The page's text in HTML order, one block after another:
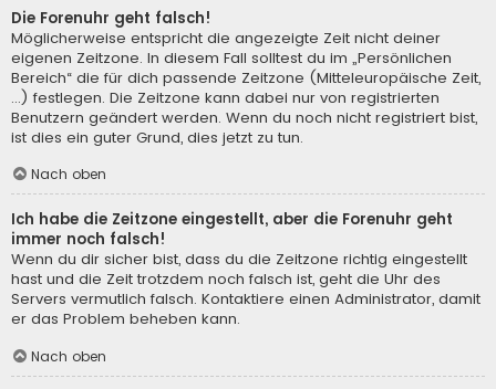
Die Forenuhr geht falsch!
Möglicherweise entspricht die angezeigte Zeit nicht deiner
eigenen Zeitzone. In diesem Fall solltest du im „Persönlichen
Bereich“ die für dich passende Zeitzone (Mitteleuropäische Zeit,
...) festlegen. Die Zeitzone kann dabei nur von registrierten
Benutzern geändert werden. Wenn du noch nicht registriert bist,
ist dies ein guter Grund, dies jetzt zu tun.
Nach oben
Ich habe die Zeitzone eingestellt, aber die Forenuhr geht
immer noch falsch!
Wenn du dir sicher bist, dass du die Zeitzone richtig eingestellt
hast und die Zeit trotzdem noch falsch ist, geht die Uhr des
Servers vermutlich falsch. Kontaktiere einen Administrator, damit
er das Problem beheben kann.
Nach oben